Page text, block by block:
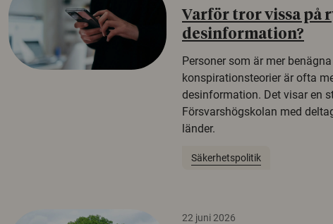
Varför tror vissa på
desinformation?
Personer som är mer
konspirationsteorier är ofta
desinformation. Det visar en
Försvarshögskolan med
länder.
Säkerhetspolitik
22 juni 2026